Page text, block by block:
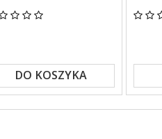
DO KOSZYKA